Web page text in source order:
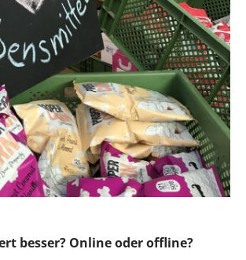
besser? Online oder offline?